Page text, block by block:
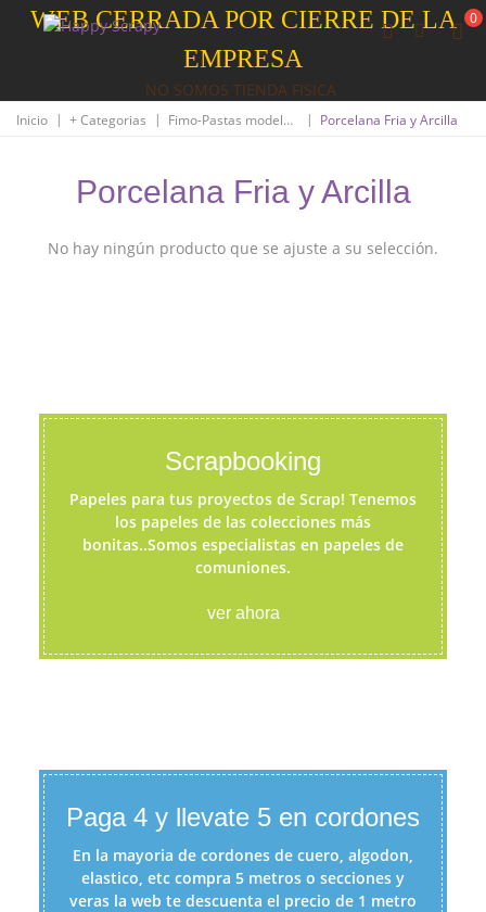
WEB CERRADA POR CIERRE DE LA
EMPRESA
NO SOMOS TIENDA FISICA
0
Inicio | + Categorias | Fimo-Pastas modelado | Porcelana Fria y Arcilla
Porcelana Fria y Arcilla
No hay ningún producto que se ajuste a su selección.
Scrapbooking
Papeles para tus proyectos de Scrap! Tenemos
los papeles de las colecciones más
bonitas..Somos especialistas en papeles de
comuniones.
ver ahora
Paga 4 y llevate 5 en cordones
En la mayoria de cordones de cuero, algodon,
elastico, etc compra 5 metros o secciones y
veras la web te descuenta el precio de 1 metro